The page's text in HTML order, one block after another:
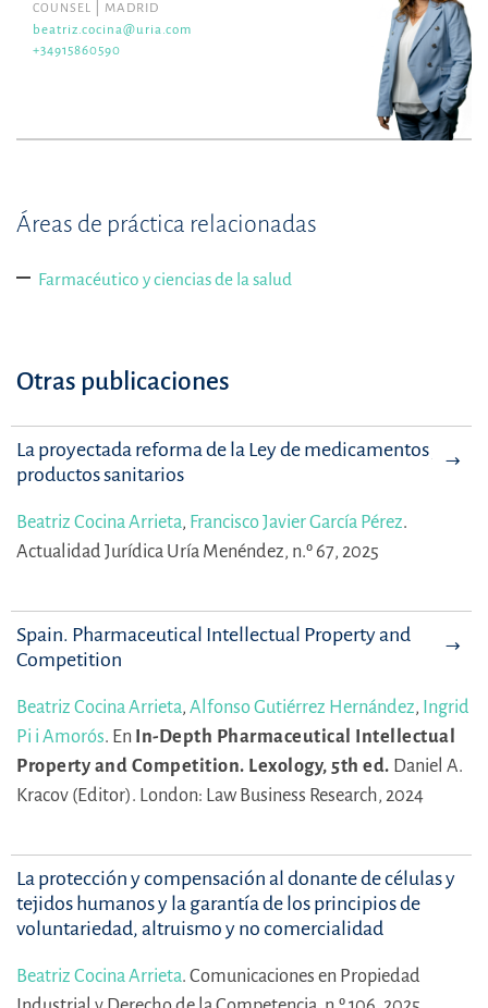
COUNSEL
MADRID
beatriz.cocina@uria.com
+34915860590
Áreas de práctica relacionadas
Farmacéutico y ciencias de la salud
Otras publicaciones
La proyectada reforma de la Ley de medicamentos y
productos sanitarios
Beatriz Cocina Arrieta, Francisco Javier García Pérez.
Actualidad Jurídica Uría Menéndez, n.º 67, 2025
Spain. Pharmaceutical Intellectual Property and
Competition
Beatriz Cocina Arrieta, Alfonso Gutiérrez Hernández, Ingrid
Pi i Amorós. En In-Depth Pharmaceutical Intellectual
Property and Competition. Lexology, 5th ed. Daniel A.
Kracov (Editor). London: Law Business Research, 2024
La protección y compensación al donante de células y
tejidos humanos y la garantía de los principios de
voluntariedad, altruismo y no comercialidad
Beatriz Cocina Arrieta. Comunicaciones en Propiedad